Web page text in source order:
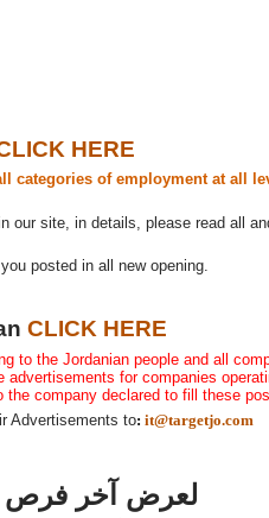
Fabrication & Facade (2
تعلن شركة رائدة في مجال تصنيع المياه المعبأة في المملكة العربية السعودية عن رغبتها في استقطاب مدير مصنع »
HERE
categories of employment at all
our site, in details, please read all
posted in all new opening.
CLICK HERE
to the Jordanian people and all
for companies
company declared to fill these
Advertisements to: it@targetjo.com
لعرض آخر فرص